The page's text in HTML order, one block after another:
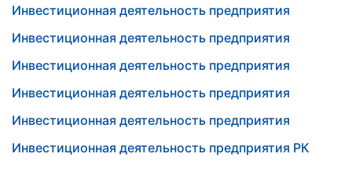
Инвестиционная деятельность предприятия
Инвестиционная деятельность предприятия
Инвестиционная деятельность предприятия
Инвестиционная деятельность предприятия
Инвестиционная деятельность предприятия
Инвестиционная деятельность предприятия РК